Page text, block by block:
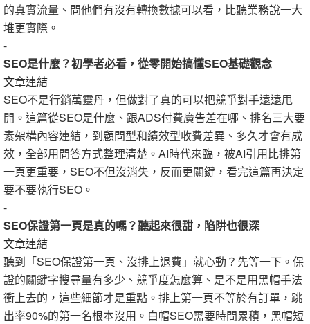
的真實流量、問他們有沒有轉換數據可以看，比聽業務說一大
堆更實際。
-
SEO是什麼？初學者必看，從零開始搞懂SEO基礎觀念
文章連結
SEO不是行銷萬靈丹，但做對了真的可以把競爭對手遠遠甩
開。這篇從SEO是什麼、跟ADS付費廣告差在哪、排名三大要
素架構內容連結，到顧問型和績效型收費差異、多久才會有成
效，全部用問答方式整理清楚。AI時代來臨，被AI引用比排第
一頁更重要，SEO不但沒消失，反而更關鍵，看完這篇再決定
要不要執行SEO。
-
SEO保證第一頁是真的嗎？聽起來很甜，陷阱也很深
文章連結
聽到「SEO保證第一頁、沒排上退費」就心動？先等一下。保
證的關鍵字搜尋量有多少、競爭度怎麼算、是不是用黑帽手法
衝上去的，這些細節才是重點。排上第一頁不等於有訂單，跳
出率90%的第一名根本沒用。白帽SEO需要時間累積，黑帽短